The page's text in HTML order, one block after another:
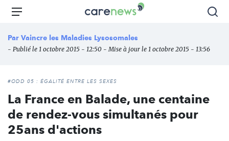
Aller
principal
Carenews,
média
des
l'engagement
Menu
Par Vaincre les Maladies Lysosomales
- Publié le 1 octobre 2015 - 12:50 - Mise à jour le 1 octobre 2015 - 13:56
#ODD 05 : ÉGALITÉ ENTRE LES SEXES
La France en Balade, une centaine
de rendez-vous simultanés pour
25ans d'actions